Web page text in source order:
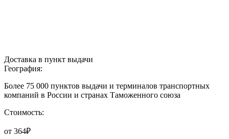
Доставка в пункт выдачи
География:
Более 75 000 пунктов выдачи и терминалов транспортных
компаний в России и странах Таможенного союза
Стоимость:
от 364₽